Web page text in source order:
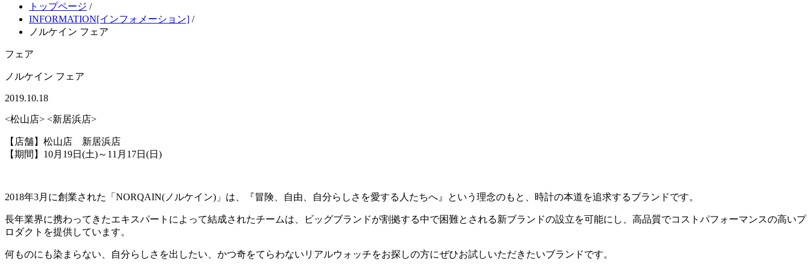
トップページ /
INFORMATION[インフォメーション] /
ノルケイン フェア
フェア
ノルケイン フェア
2019.10.18
<松山店> <新居浜店>
【店舗】松山店 新居浜店
【期間】10月19日(土)～11月17日(日)
2018年3月に創業された「NORQAIN(ノルケイン)」は、『冒険、自由、自分らしさを愛する人たちへ』という理念のもと、時計の本道を追求するブランドです。
長年業界に携わってきたエキスパートによって結成されたチームは、ビッグブランドが割拠する中で困難とされる新ブランドの設立を可能にし、高品質でコストパフォーマンスの高いプ
ロダクトを提供しています。
何ものにも染まらない、自分らしさを出したい、かつ奇をてらわないリアルウォッチをお探しの方にぜひお試しいただきたいブランドです。